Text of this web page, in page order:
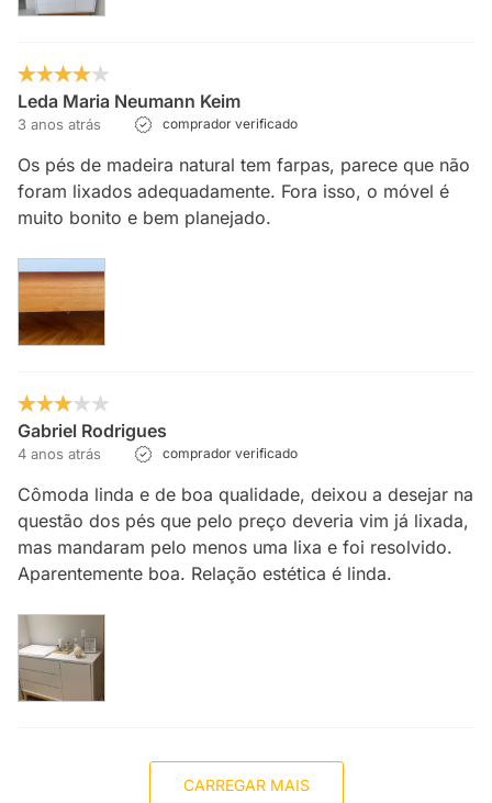
Leda Maria Neumann Keim
3 anos atrás comprador verificado
Os pés de madeira natural tem farpas, parece que não
foram lixados adequadamente. Fora isso, o móvel é
muito bonito e bem planejado.
Gabriel Rodrigues
4 anos atrás comprador verificado
Cômoda linda e de boa qualidade, deixou a desejar na
questão dos pés que pelo preço deveria vim já lixada,
mas mandaram pelo menos uma lixa e foi resolvido.
Aparentemente boa. Relação estética é linda.
CARREGAR MAIS